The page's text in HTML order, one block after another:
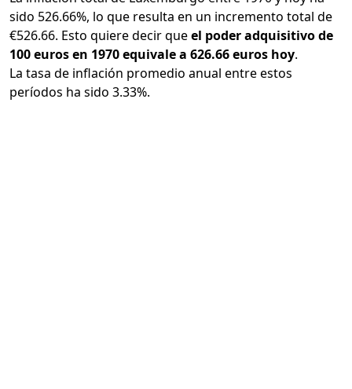
sido 526.66%, lo que resulta en un incremento total de
€526.66. Esto quiere decir queel poder adquisitivo de
100 euros en 1970 equivale a 626.66 euros hoy.
La tasa de inflación promedio anual entre estos
períodos ha sido 3.33%.